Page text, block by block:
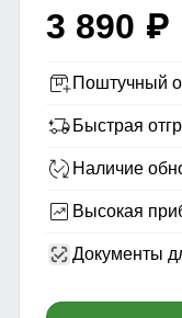
3 890 p
Поштучный
Быстрая
Наличие
Высокая
Документы